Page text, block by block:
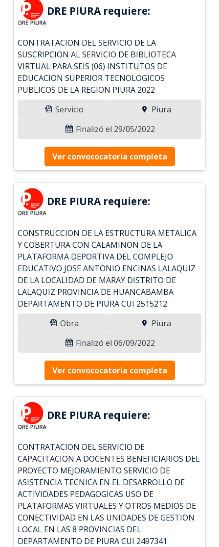
DRE PIURA requiere:
CONTRATACION DEL SERVICIO DE LA
SUSCRIPCION AL SERVICIO DE BIBLIOTECA
VIRTUAL PARA SEIS (06) INSTITUTOS DE
EDUCACION SUPERIOR TECNOLOGICOS
PUBLICOS DE LA REGION PIURA 2022
Servicio
Piura
Finalizó el 29/05/2022
Ver convococatoria completa
DRE PIURA requiere:
CONSTRUCCION DE LA ESTRUCTURA METALICA
Y COBERTURA CON CALAMINON DE LA
PLATAFORMA DEPORTIVA DEL COMPLEJO
EDUCATIVO JOSE ANTONIO ENCINAS LALAQUIZ
DE LA LOCALIDAD DE MARAY DISTRITO DE
LALAQUIZ PROVINCIA DE HUANCABAMBA
DEPARTAMENTO DE PIURA CUI 2515212
Obra
Piura
Finalizó el 06/09/2022
Ver convococatoria completa
DRE PIURA requiere:
CONTRATACION DEL SERVICIO DE
CAPACITACION A DOCENTES BENEFICIARIOS DEL
PROYECTO MEJORAMIENTO SERVICIO DE
ASISTENCIA TECNICA EN EL DESARROLLO DE
ACTIVIDADES PEDAGOGICAS USO DE
PLATAFORMAS VIRTUALES Y OTROS MEDIOS DE
CONECTIVIDAD EN LAS UNIDADES DE GESTION
LOCAL EN LAS 8 PROVINCIAS DEL
DEPARTAMENTO DE PIURA CUI 2497341